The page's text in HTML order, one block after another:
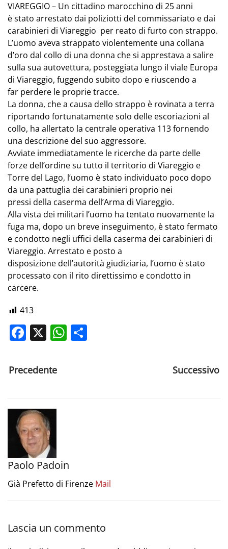
VIAREGGIO – Un cittadino marocchino di 25 anni
è stato arrestato dai poliziotti del commissariato e dai
carabinieri di Viareggio per reato di furto con strappo.
L’uomo aveva strappato violentemente una collana
d’oro dal collo di una donna che si apprestava a salire
sulla sua autovettura, posteggiata lungo il viale Europa
di Viareggio, fuggendo subito dopo e riuscendo a
far perdere le proprie tracce.
La donna, che a causa dello strappo è rovinata a terra
riportando fortunatamente solo delle escoriazioni al
collo, ha allertato la centrale operativa 113 fornendo
una descrizione del suo aggressore.
Avviate immediatamente le ricerche da parte delle
forze dell’ordine su tutto il territorio di Viareggio e
Torre del Lago, l’uomo è stato individuato poco dopo
da una pattuglia dei carabinieri proprio nei
pressi della caserma dell’Arma di Viareggio.
Alla vista dei militari l’uomo ha tentato nuovamente la
fuga ma, dopo un breve inseguimento, è stato fermato
e condotto negli uffici della caserma dei carabinieri di
Viareggio. Arrestato e posto a
disposizione dell’autorità giudiziaria, l’uomo è stato
processato con il rito direttissimo e condotto in
carcere.
413
Facebook
X WhatsApp
Precedente Successivo
Paolo Padoin
Già Prefetto di Firenze Mail
Lascia un commento